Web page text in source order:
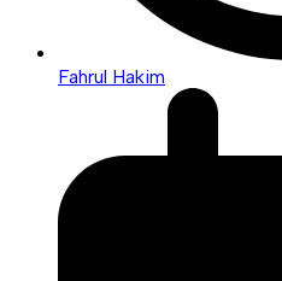
Fahrul Hakim